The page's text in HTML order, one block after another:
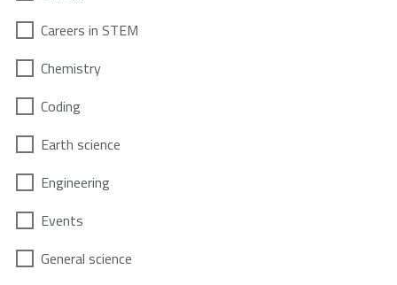
Careers in STEM
Chemistry
Coding
Earth science
Engineering
Events
General science